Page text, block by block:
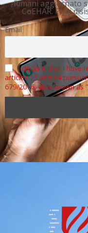
Rimani aggiornato
CoEHAR. Puoi
Email
I declare that I have
articles 13 and 14
679/2016, also known as